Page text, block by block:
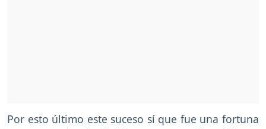
Por esto último este suceso sí que fue una fortuna